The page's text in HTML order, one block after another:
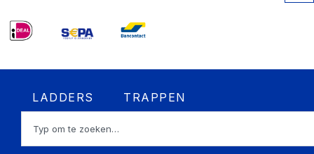
LADDERS Open LADDERS
TRAPPEN